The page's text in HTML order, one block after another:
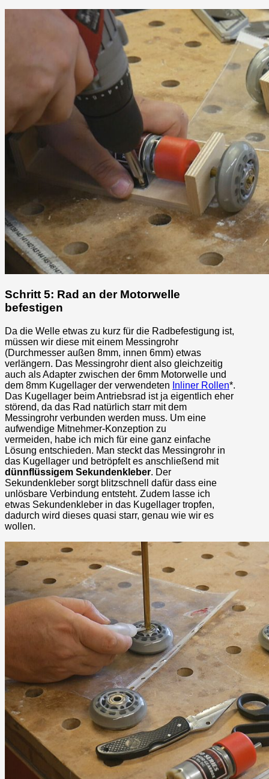
Schritt 5: Rad an der Motorwelle
befestigen
Da die Welle etwas zu kurz für die Radbefestigung ist,
müssen wir diese mit einem Messingrohr
(Durchmesser außen 8mm, innen 6mm) etwas
verlängern. Das Messingrohr dient also gleichzeitig
auch als Adapter zwischen der 6mm Motorwelle und
dem 8mm Kugellager der verwendeten Inliner Rollen*.
Das Kugellager beim Antriebsrad ist ja eigentlich eher
störend, da das Rad natürlich starr mit dem
Messingrohr verbunden werden muss. Um eine
aufwendige Mitnehmer-Konzeption zu
vermeiden, habe ich mich für eine ganz einfache
Lösung entschieden. Man steckt das Messingrohr in
das Kugellager und betröpfelt es anschließend mit
dünnflüssigem Sekundenkleber. Der
Sekundenkleber sorgt blitzschnell dafür dass eine
unlösbare Verbindung entsteht. Zudem lasse ich
etwas Sekundenkleber in das Kugellager tropfen,
dadurch wird dieses quasi starr, genau wie wir es
wollen.